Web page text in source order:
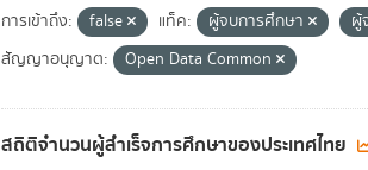
การเข้าถึง: false แท็ค: ผู้จบการศึกษา
ผู้
สัญญาอนุญาต:
Open Data Common
สถิติจำนวนผู้สำเร็จการศึกษาของประเทศไทย